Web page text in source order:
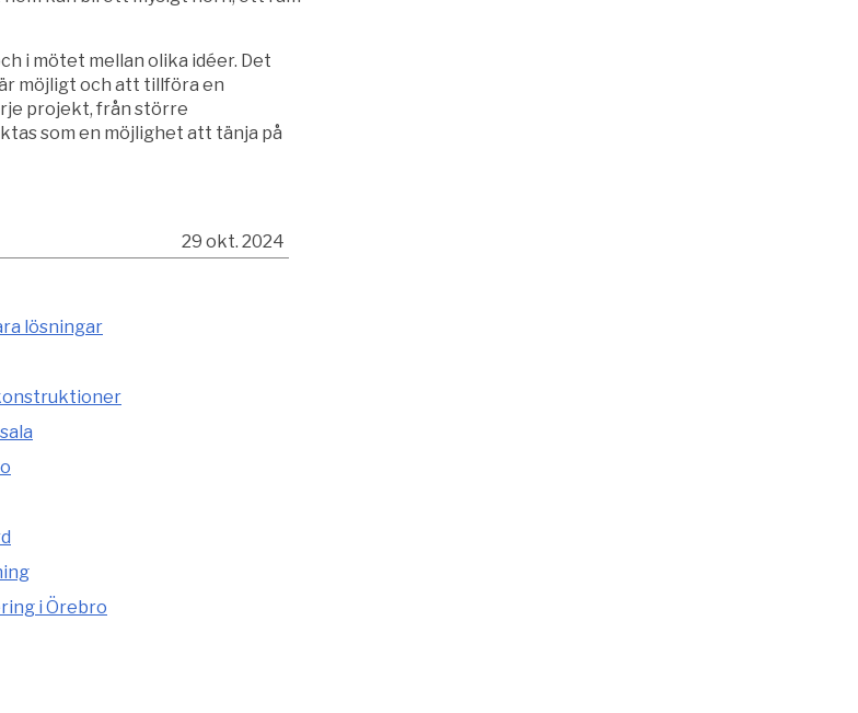
i mötet mellan olika idéer. Det
möjligt och att tillföra en
projekt, från större
som en möjlighet att tänja på
29 okt. 2024
lösningar
i Örebro